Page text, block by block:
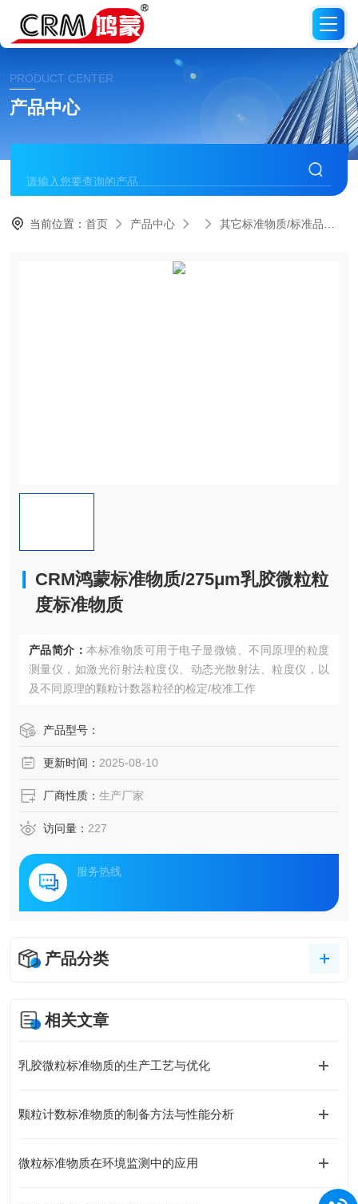
PRODUCT CENTER
产品中心
当前位置：首页 产品中心 其它标准物质/标准品
CRM鸿蒙标准物质/275μm乳胶微粒粒
度标准物质
产品简介： 本标准物质可用于电子显微镜、不同原理的粒度
测量仪，如激光衍射法粒度仪、动态光散射法、粒度仪，以
及不同原理的颗粒计数器粒径的检定/校准工作
产品型号：
更新时间： 2025-08-10
厂商性质： 生产厂家
访问量： 227
服务热线
产品分类
相关文章
乳胶微粒标准物质的生产工艺与优化
颗粒计数标准物质的制备方法与性能分析
微粒标准物质在环境监测中的应用